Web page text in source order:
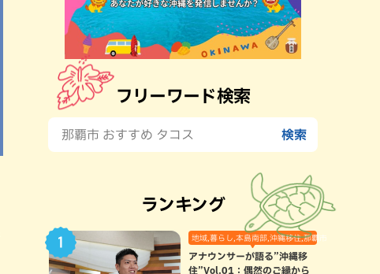
フリーワード検索
ランキング
地域,暮らし,本島南部,沖縄移住,那覇市
アナウンサーが語る”沖縄移
住”Vol.01：偶然のご縁から